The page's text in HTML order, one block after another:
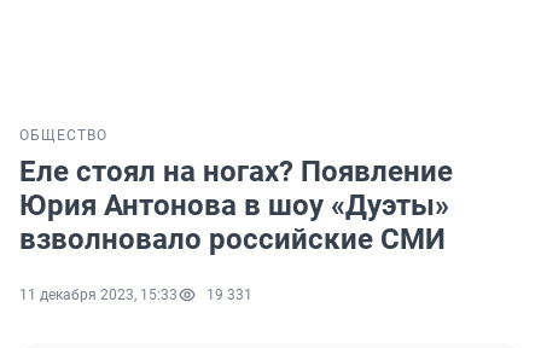
ОБЩЕСТВО
Еле стоял на ногах? Появление
Юрия Антонова в шоу «Дуэты»
взволновало российские СМИ
11 декабря 2023, 15:33 19 331